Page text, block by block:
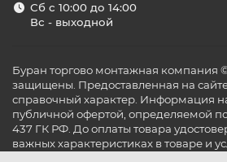
Сб с 10:00 до 14:00
Вс - выходной
Буран торгово монтажная компания
защищены. Предоставленная на
справочный характер. Информация
публичной офертой, определяемой
437 ГК РФ. До оплаты товара
важных характеристиках в товаре и